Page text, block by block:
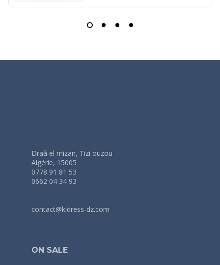
Draâ el mizan, Tizi ouzou
Algérie, 15005
0778 91 81 53
0662 04 34 93
contact@kidress-dz.com
ON SALE